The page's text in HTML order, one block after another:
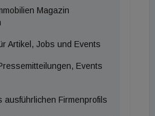
soll bis Frühjahr 2021
und spart jedes Jahr
ein. Zum Vergleich: Mit
E-Auto die Erde
Magazin
Artikel, Jobs und Events
Events
ausführlichen Firmenprofils